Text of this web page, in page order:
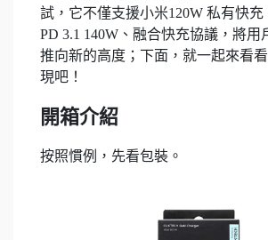
試，它不僅支援小米120W 私有快
PD 3.1 140W、融合快充協議，將用
推向新的高度；下面，就一起來看
現吧！
開箱介紹
按照慣例，先看包裝。